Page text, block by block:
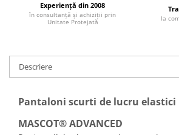
geamuri, mobila
Intretinere si odorizante masina
Saci de gunoi
Accesorii pentru curatenie
Tipografie si stampile
Experiență din 2008
în consultanță și achiziții prin
Unitate Protejată
la
Descriere
Pantaloni scurti de lucru
MASCOT® ADVANCED